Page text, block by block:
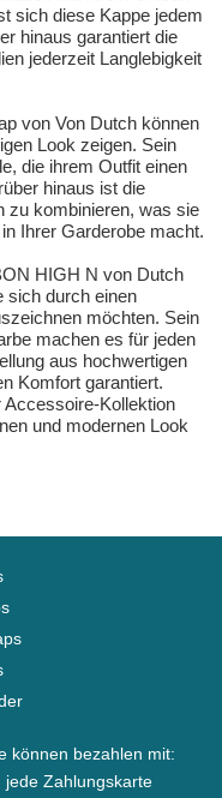
sich diese Kappe jedem
hinaus garantiert die
jederzeit Langlebigkeit
von Von Dutch können
Look zeigen. Sein
die ihrem Outfit einen
hinaus ist die
zu kombinieren, was sie
Ihrer Garderobe macht.
HIGH N von Dutch
sich durch einen
möchten. Sein
machen es für jeden
aus hochwertigen
Komfort garantiert.
Accessoire-Kollektion
und modernen Look
können bezahlen mit:
jede Zahlungskarte